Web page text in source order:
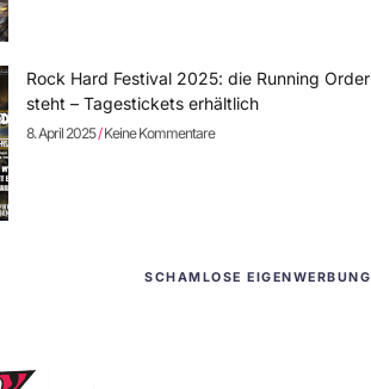
Rock Hard Festival 2025: die Running Order
steht – Tagestickets erhältlich
8. April 2025 Keine Kommentare
SCHAMLOSE EIGENWERBUNG